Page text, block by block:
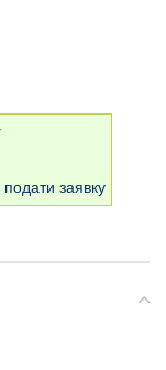
подати заявку